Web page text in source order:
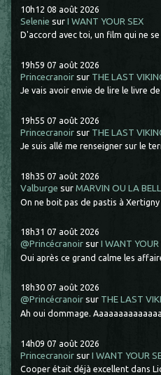
10h12 08 août 2026
Selenie surI WANT YOUR SEX
D'accord avec toi, un film qui ne
19h59 07 août 2026
Princecranoir sur THE LAST
Je vais avoir envie de lire le livre
19h55 07 août 2026
Princecranoir sur THE LAST
Je suis allé me renseigner sur le
18h35 07 août 2026
Valburge surMARVIN OU LA
On ne boit pas de pastis à Xertigny
18h31 07 août 2026
@Princécranoir surI WANT YOUR
Oui après ce grand calme les
18h30 07 août 2026
@Princécranoir sur THE LAST
Ah oui dommage.
14h09 07 août 2026
Princecranoir surI WANT YOUR
Cooper était déjà excellent dans